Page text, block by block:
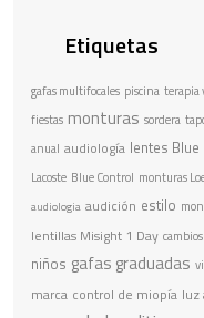
Etiquetas
gafas multifocales piscina terapia
fiestas monturas sordera
anual audiología lentes
Lacoste Blue Control monturas
audiologia audición estilo
lentillas Misight 1 Day cambios
niños gafas graduadas
marca control de miopía luz